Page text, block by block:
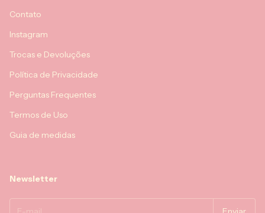
Contato
Instagram
Trocas e Devoluções
Política de Privacidade
Perguntas Frequentes
Termos de Uso
Guia de medidas
Newsletter